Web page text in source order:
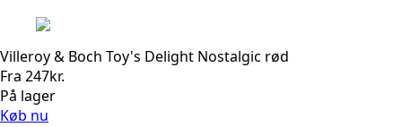
Villeroy & Boch Toy's Delight Nostalgic rød
Fra 247kr.
På lager
Køb nu